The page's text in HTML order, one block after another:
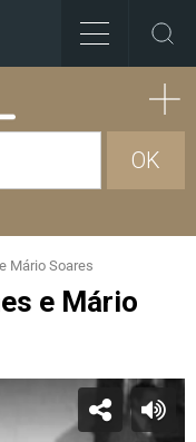
OK
Mário Soares
e Mário